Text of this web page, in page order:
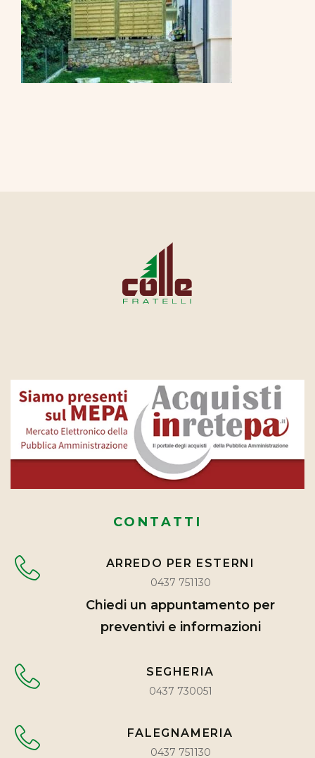
CONTATTI
ARREDO PER ESTERNI
0437 751130
Chiedi un appuntamento per
preventivi e informazioni
SEGHERIA
0437 730051
FALEGNAMERIA
0437 751130